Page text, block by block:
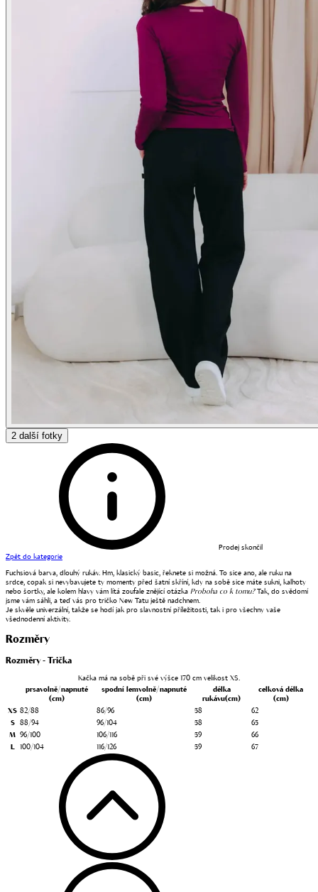
2 další fotky
Prodej skončil
Zpět do kategorie
Fuchsiová barva, dlouhý rukáv. Hm, klasický basic, řeknete si možná. To sice ano, ale ruku na
srdce, copak si nevybavujete ty momenty před šatní skříní, kdy na sobě sice máte sukni, kalhoty
nebo šortky, ale kolem hlavy vám lítá zoufale znějící otázka Proboha co k tomu?Tak, do svědomí
jsme vám sáhli, a teď vás pro tričko New Tatu ještě nadchnem.
Je skvěle univerzální, takže se hodí jak pro slavnostní příležitosti, tak i pro všechny vaše
všednodenní aktivity.
Rozměry
Rozměry - Trička
prsavolně/napnuté
(cm)
spodní lemvolně/napnuté
(cm)
délka
rukávu(cm)
celková délka
(cm)
XS 82/88 86/96 58
62
S 88/94 96/104 58
65
M 96/100 106/116 59
66
L 100/104 116/126 59 67
Kačka má na sobě při své výšce 170 cm velikost XS.